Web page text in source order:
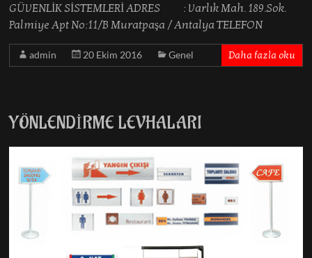
GÜVENLİK SİSTEMLERİ ADRES : Varlık Mah. 189.Sok.
Palmiye Apt No:11/B Muratpaşa / Antalya TELEFON
admin 20 Ekim 2016 Genel Daha fazla oku
YÖNLENDİRME LEVHALARI